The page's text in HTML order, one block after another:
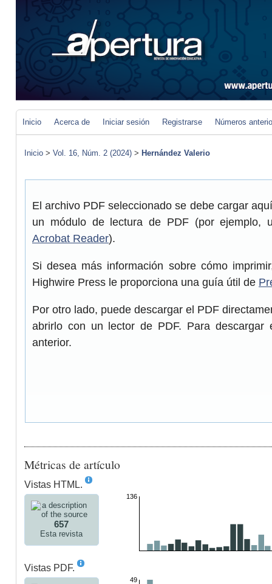
Inicio Acerca de Iniciar sesión Registrarse Números
Inicio > Vol. 16, Núm. 2 (2024) > Hernández Valerio
El archivo PDF seleccionado se debe cargar
un módulo de lectura de PDF (por ejemplo,
Acrobat Reader).
Si desea más información sobre cómo
Highwire Press le proporciona una guía útil de
Por otro lado, puede descargar el PDF
abrirlo con un lector de PDF. Para
anterior.
Métricas de artículo
Vistas HTML.
657
Esta revista
136
Vistas PDF.
49